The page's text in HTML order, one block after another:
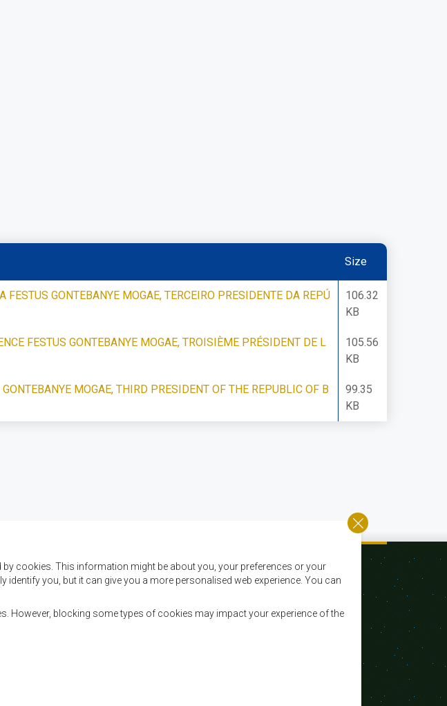
Size
GONTEBANYE MOGAE, TERCEIRO PRESIDENTE DA REPÚ
106.32
KB
FESTUS GONTEBANYE MOGAE, TROISIÈME PRÉSIDENT DE L
105.56
KB
MOGAE, THIRD PRESIDENT OF THE REPUBLIC OF B
99.35
KB
cookies. This information might be about you, your preferences or your
you, but it can give you a more personalised web experience. You can
However, blocking some types of cookies may impact your experience of the